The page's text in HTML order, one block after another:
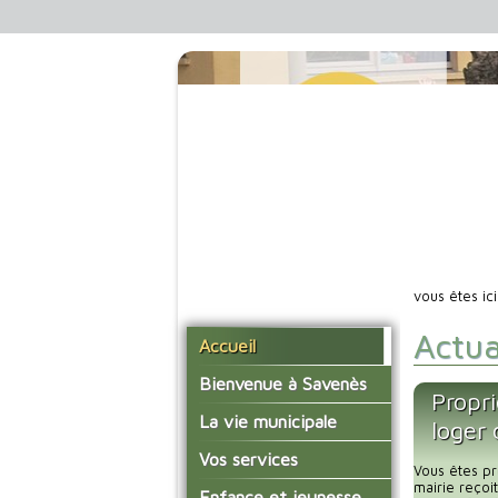
Accueil
Bienvenue à Savenès
Situer Savenès
Savenès en chiffre
L'histoire du village
La vie municipale
Vos élus
Les compte-rendus du
Vos services
La mairie
vous êtes
loger
Vous êtes
mairie